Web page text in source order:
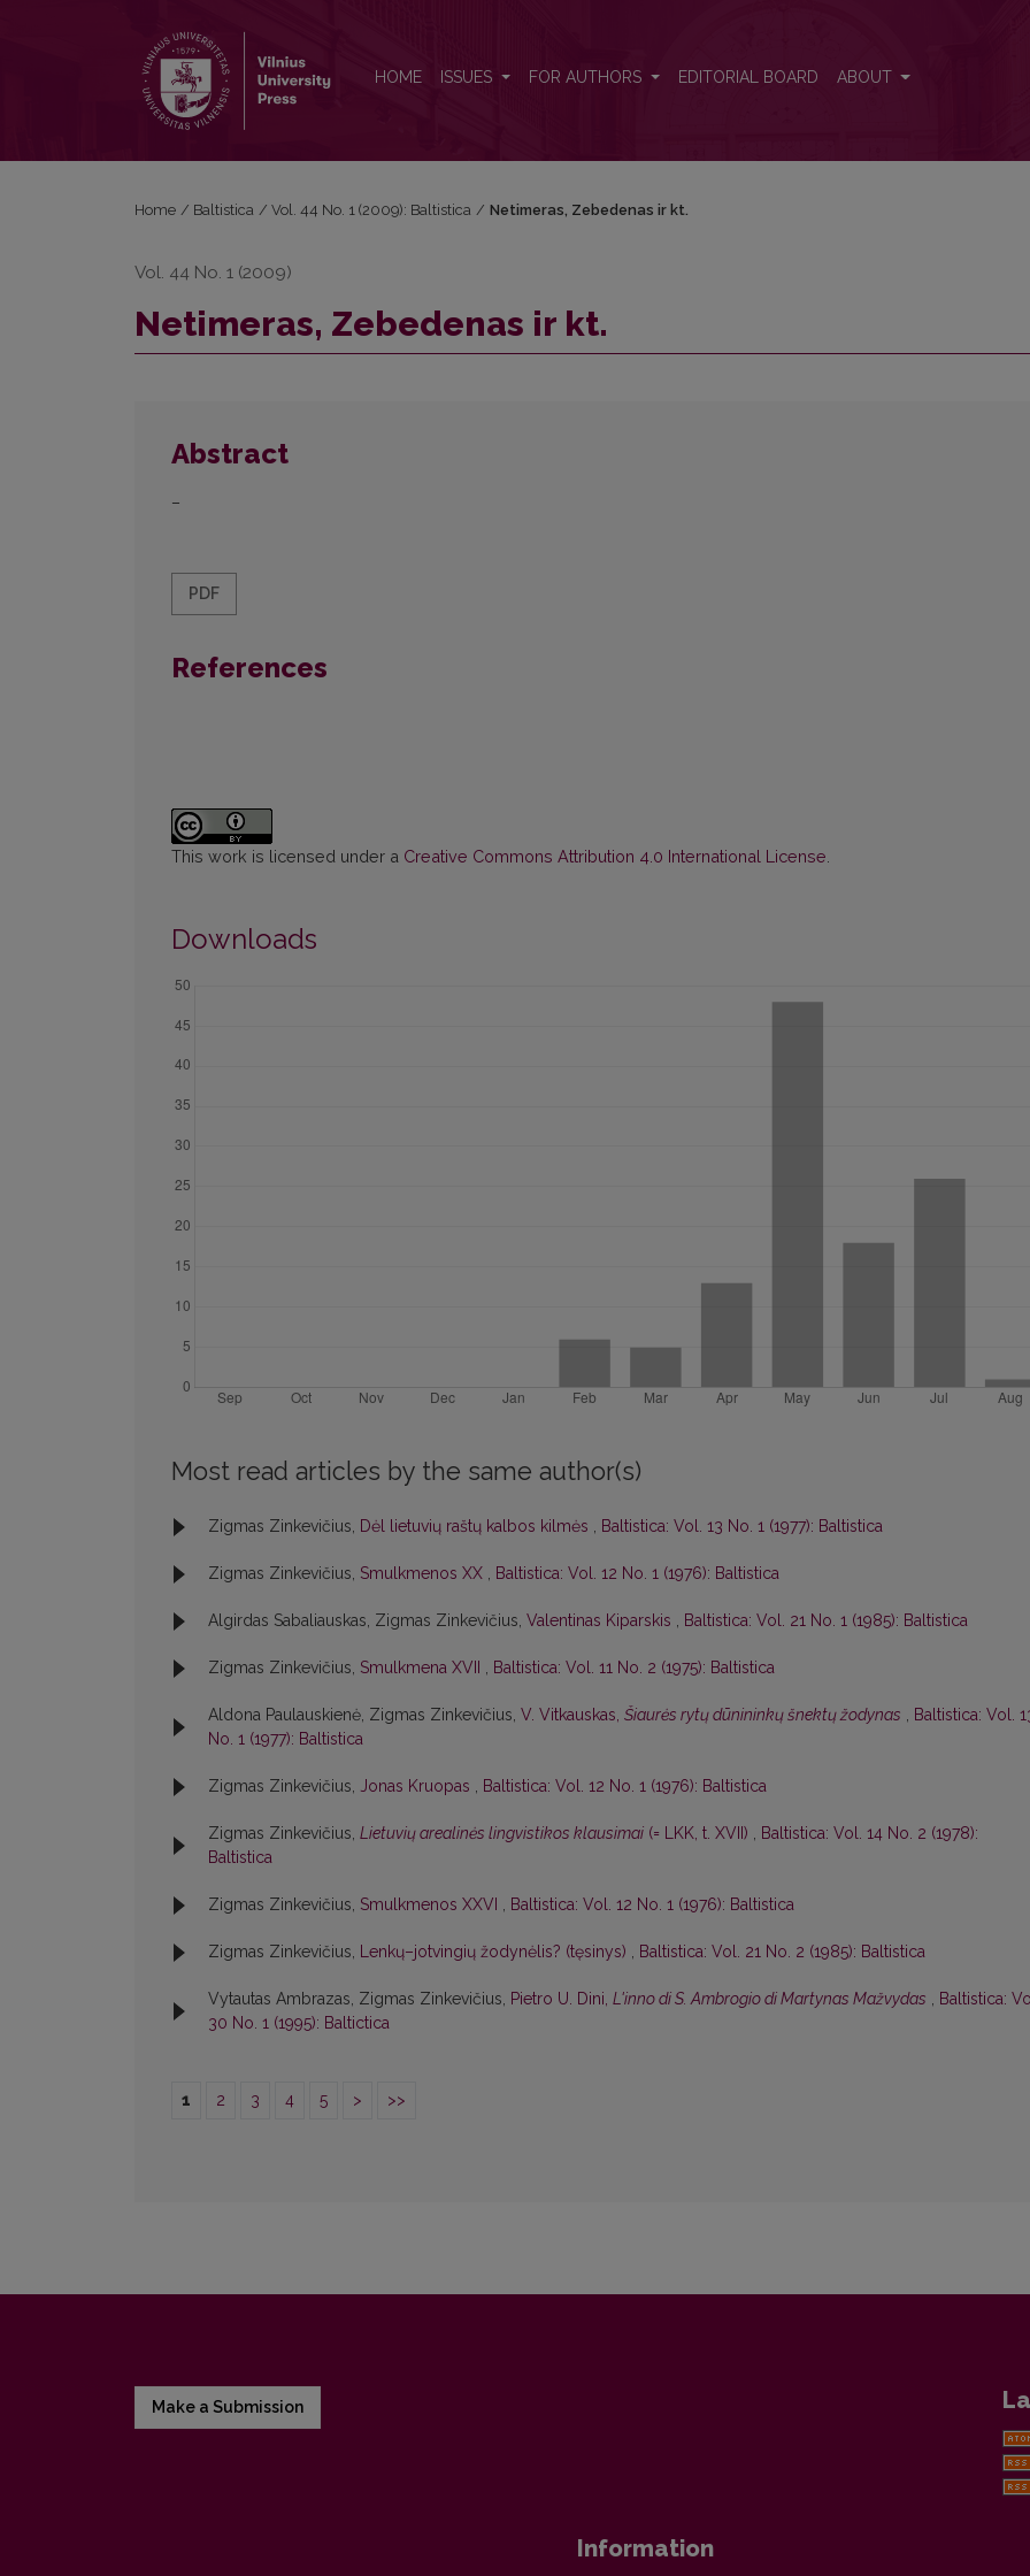
HOME ISSUES FOR AUTHORS EDITORIAL BOARD ABOUT
Home / Baltistica / Vol. 44 No. 1 (2009): Baltistica / Netimeras, Zebedenas ir kt.
Vol. 44 No. 1 (2009)
Netimeras, Zebedenas ir kt.
Abstract
–
PDF
References
This work is licensed under a Creative Commons Attribution 4.0 International License
Downloads
Most read articles by the same author(s)
Zigmas Zinkevičius, Dėl lietuvių raštų kalbos kilmės , Baltistica: Vol. 13 No. 1 (1977): Baltistica
Zigmas Zinkevičius, Smulkmenos XX , Baltistica: Vol. 12 No. 1 (1976): Baltistica
Algirdas Sabaliauskas, Zigmas Zinkevičius, Valentinas Kiparskis , Baltistica: Vol. 21 No. 1 (1985): Baltistica
Zigmas Zinkevičius, Smulkmena XVII , Baltistica: Vol. 11 No. 2 (1975): Baltistica
Aldona Paulauskienė, Zigmas Zinkevičius, V. Vitkauskas, Šiaurės rytų dūnininkų šnektų žodynas , Baltistica: Vol.
No. 1 (1977): Baltistica
Zigmas Zinkevičius, Jonas Kruopas , Baltistica: Vol. 12 No. 1 (1976): Baltistica
Zigmas Zinkevičius, Lietuvių arealinės lingvistikos klausimai (= LKK, t. XVII) , Baltistica: Vol. 14 No. 2 (1978):
Baltistica
Zigmas Zinkevičius, Smulkmenos XXVI , Baltistica: Vol. 12 No. 1 (1976): Baltistica
Zigmas Zinkevičius, Lenkų–jotvingių žodynėlis? (tęsinys) , Baltistica: Vol. 21 No. 2 (1985): Baltistica
Vytautas Ambrazas, Zigmas Zinkevičius, Pietro U. Dini, L'inno di S. Ambrogio di Martynas Mažvydas , Baltistica:
30 No. 1 (1995): Baltictica
1 2 3 4 5 > >>
Make a Submission
Information